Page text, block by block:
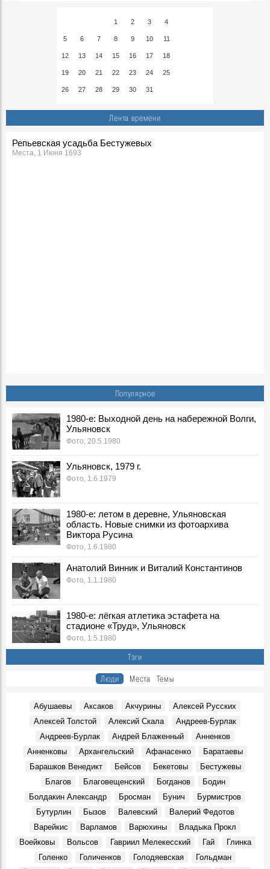
1 2 3 4
5 6 7 8 9 10 11
12 13 14 15 16 17 18
19 20 21 22 23 24 25
26 27 28 29 30 31
Лента времени
Репьевская усадьба Бестужевых
Места, 1 Июня 1693
Популярное
1980-е: Выходной день на набережной Волги,
Ульяновск
Фото, 20.5.1980
Ульяновск, 1979 г.
Фото, 1.6.1979
1980-е: летом в деревне, Ульяновская
область. Новые снимки из фотоархива
Виктора Русина
Фото, 1.6.1980
Анатолий Винник и Виталий Константинов
Фото, 1.1.1980
1980-е: лёгкая атлетика эстафета на
стадионе «Труд», Ульяновск
Фото, 1.5.1980
Тэги
Люди Места Темы
Абушаевы Аксаков Акчурины
Алексей Русских
Алексей Толстой
Алексий Скала
Андреев-Бурлак
Андреев-Бурлак
Андрей Блаженный
Анненков
Анненковы
Архангельский Афанасенко
Баратаевы
Барашков Венедикт
Бейсов Бекетовы
Бестужевы
Благов
Благовещенский Богданов
Бодин
Болдакин Александр
Бросман Бунич
Бурмистров
Бутурлин
Бызов Валевский
Валерий Федотов
Варейкис
Варламов Варюхины
Владыка Прокл
Воейковы
Вольсов Гавриил Мелекесский Гай
Глинка
Голенко
Голиченков Голодяевская
Гольдман